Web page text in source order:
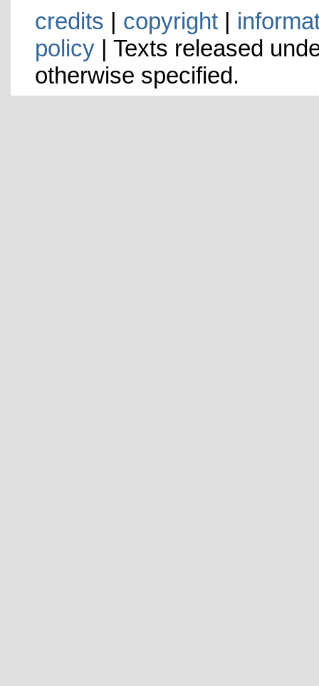
credits | copyright|
policy| Texts released
otherwise specified.